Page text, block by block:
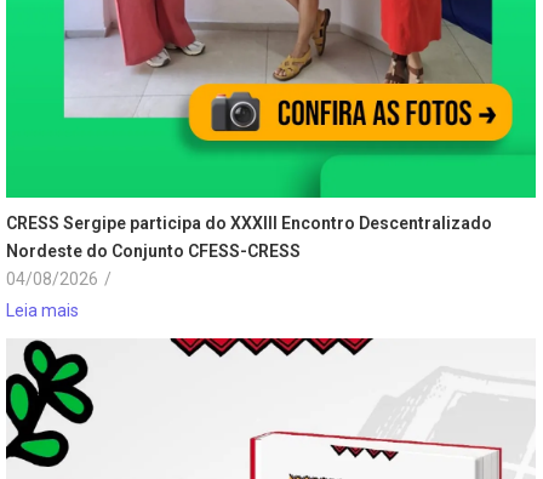
CRESS Sergipe participa do XXXIII Encontro Descentralizado
Nordeste do Conjunto CFESS-CRESS
04/08/2026 /
Leia mais